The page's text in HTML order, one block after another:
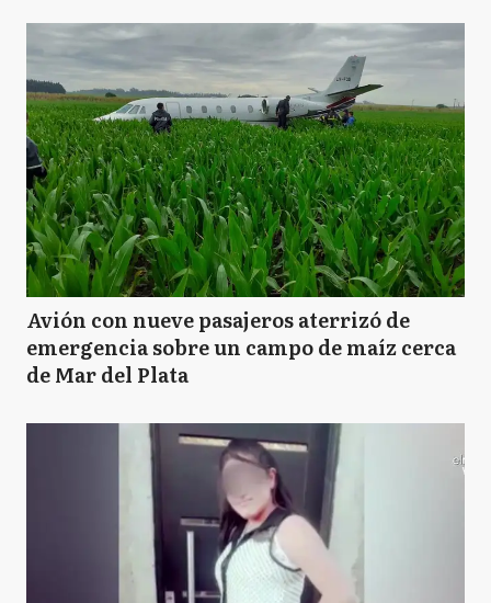
Avión con nueve pasajeros aterrizó de
emergencia sobre un campo de maíz cerca
de Mar del Plata